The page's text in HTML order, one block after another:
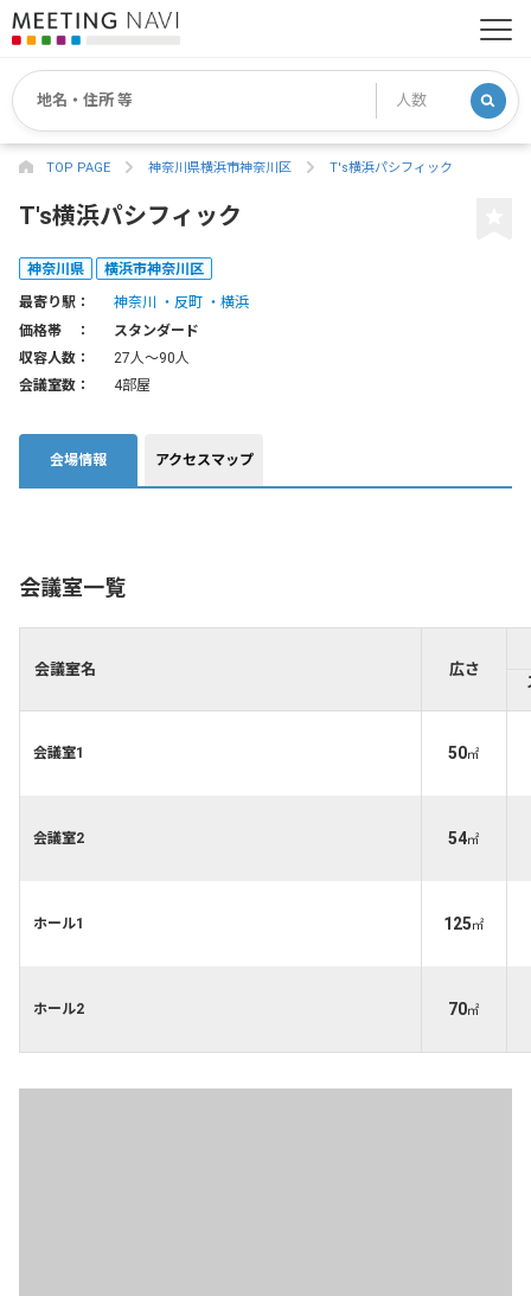
TOP PAGE 神奈川県横浜市神奈川区 T's横浜パシフィック
T's横浜パシフィック
神奈川県 横浜市神奈川区
最寄り駅： 神奈川 反町
横浜
価格帯 ：
スタンダード
収容人数：
27人〜90人
会議室数：
4部屋
会場情報 アクセスマップ
会議室一覧
会議室名 広さ
会議室1 50㎡
会議室2 54㎡
ホール1 125㎡
ホール2 70㎡